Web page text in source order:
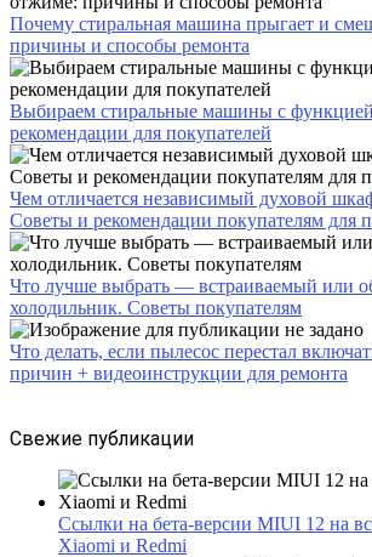
Почему стиральная машина прыгает и
причины и способы ремонта
Выбираем стиральные машины с
рекомендации для покупателей
Чем отличается независимый духовой
Советы и рекомендации покупателям для
Что лучше выбрать — встраиваемый или
холодильник. Советы покупателям
Что делать, если пылесос перестал
причин + видеоинструкции для ремонта
Свежие публикации
Ссылки на бета-версии MIUI 12 на
Xiaomi и Redmi